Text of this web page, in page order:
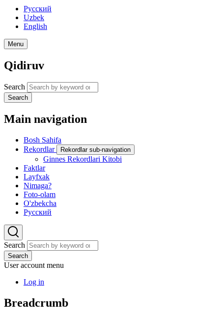
Русский
Uzbek
English
Menu
Qidiruv
Search
Search
Main navigation
Bosh Sahifa
Rekordlar
Rekordlar sub-navigation
Ginnes Rekordlari Kitobi
Faktlar
Layfxak
Nimaga?
Foto-olam
O'zbekcha
Русский
Search
Search
User account menu
Log in
Breadcrumb